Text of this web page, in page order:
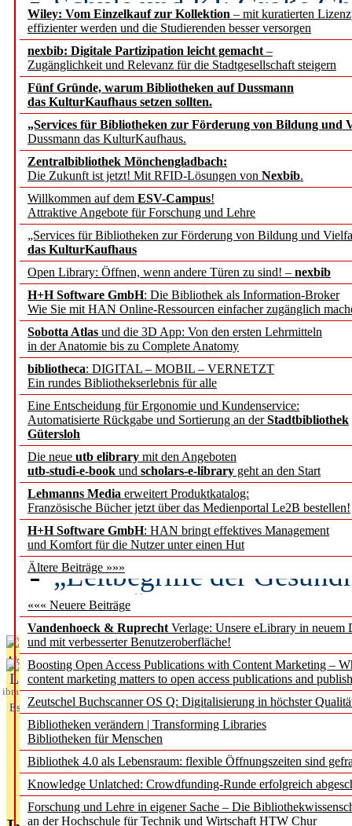
Wiley: Vom Einzelkauf zur Kollektion – mit kuratierten
effizienter werden und die Studierenden besser versorgen
nexbib: Digitale Partizipation leicht gemacht –
Zugänglichkeit und Relevanz für die Stadtgesellschaft steigern
Fünf Gründe, warum Bibliotheken auf Dussmann
das KulturKaufhaus setzen sollten.
„Services für Bibliotheken zur Förderung von Bildung und
Dussmann das KulturKaufhaus.
Zentralbibliothek Mönchengladbach:
Die Zukunft ist jetzt! Mit RFID-Lösungen von Nexbib.
Willkommen auf dem ESV-Campus!
Attraktive Angebote für Forschung und Lehre
„Services für Bibliotheken zur Förderung von Bildung und
das KulturKaufhaus
Open Library: Öffnen, wenn andere Türen zu sind! – nexbib
H+H Software GmbH: Die Bibliothek als Information-Broker
Wie Sie mit HAN Online-Ressourcen einfacher zugänglich
Sobotta Atlas und die 3D App: Von den ersten Lehrmitteln
in der Anatomie bis zu Complete Anatomy
bibliotheca: DIGITAL – MOBIL – VERNETZT
Ein rundes Bibliothekserlebnis für alle
Eine Entscheidung für Ergonomie und Kundenservice:
Automatisierte Rückgabe und Sortierung an derStadtbibliothek
Gütersloh
Die neue utb elibrary mit den Angeboten
utb-studi-e-book und scholars-e-library geht an den Start
Lehmanns Media erweitert Produktkatalog:
Französische Bücher jetzt über das Medienportal Le2B bestellen!
H+H Software GmbH: HAN bringt effektives Management
und Komfort für die Nutzer unter einen Hut
Ältere Beiträge »»»
««« Neuere Beiträge
Vandenhoeck & Ruprecht Verlage: Unsere eLibrary in neuem
und mit verbesserter Benutzeroberfläche!
Boosting Open Access Publications with Content Marketing –
content marketing matters to open access publications and
Zeutschel Buchscanner OS Q: Digitalisierung in höchster
Bibliotheken verändern | Transforming Libraries
Bibliotheken für Menschen
Bibliothek 4.0 als Lebensraum: flexible Öffnungszeiten sind
Knowledge Unlatched: Crowdfunding-Runde erfolgreich
Forschung und Lehre in eigener Sache – Die
an der Hochschule für Technik und Wirtschaft HTW Chur
Voraussetzungen
Erfolgreiches erstes
Segment Research –
angepasst
konstruktiv!
Mohr Siebeck
und die Zeitschrift für
Francke Attempto
EBSCO Information
Recherchefunktionen in
Sorbisches Institut neu
Geschichte und
Künstliche Intelligenz
besser zu verstehen
„Leitbegriffe der
des BIÖG erscheinen
Aktuelles aus
L
ibrary
Essentials